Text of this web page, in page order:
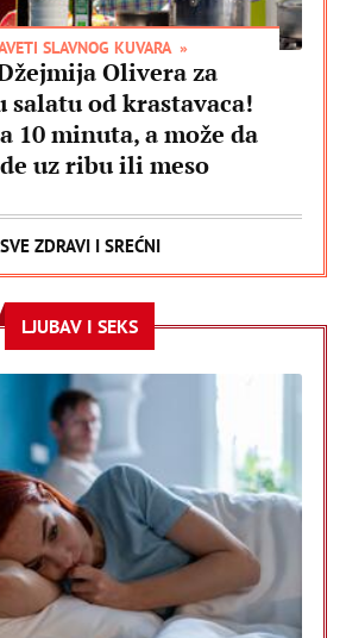
SLAVNOG KUVARA
Olivera za
salatu od krastavaca!
10 minuta, a može da
uz ribu ili meso
SVE ZDRAVI I SREĆNI
LJUBAV I SEKS